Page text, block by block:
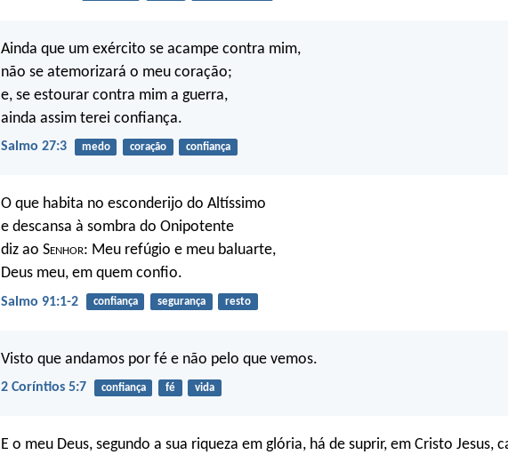
Ainda que um exército se acampe contra mim,
não se atemorizará o meu coração;
e, se estourar contra mim a guerra,
ainda assim terei confiança.
Salmo 27:3 medo coração confiança
O que habita no esconderijo do Altíssimo
e descansa à sombra do Onipotente
diz ao Senhor: Meu refúgio e meu baluarte,
Deus meu, em quem confio.
Salmo 91:1-2 confiança segurança resto
Visto que andamos por fé e não pelo que vemos.
2 Coríntios 5:7 confiança fé vida
E o meu Deus, segundo a sua riqueza em glória, há de suprir, em Cristo Jesus,